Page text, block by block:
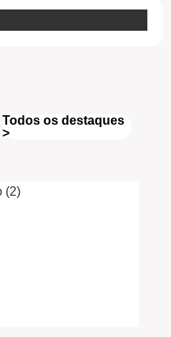
Todos os destaques
>